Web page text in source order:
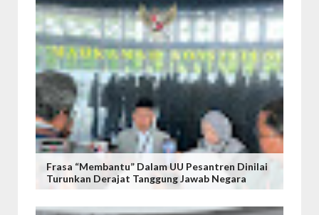
Frasa “Membantu” Dalam UU Pesantren Dinilai
Turunkan Derajat Tanggung Jawab Negara